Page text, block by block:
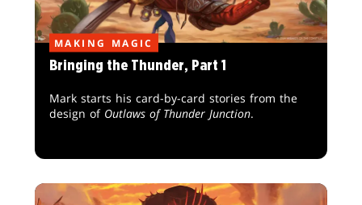
MAKING MAGIC
Bringing the Thunder, Part 1
Mark starts his card-by-card stories from the
design of Outlaws of Thunder Junction.